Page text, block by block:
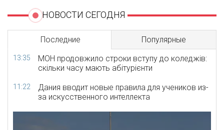
НОВОСТИ СЕГОДНЯ
Последние Популярные
13:35
МОН продовжило строки вступу до коледжів:
скільки часу мають абітурієнти
11:22
Дания вводит новые правила для учеников из-
за искусственного интеллекта